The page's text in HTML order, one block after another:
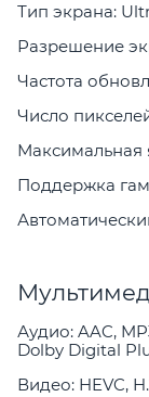
Тип экрана:
Разрешение
Частота
Число
Максимальная
Поддержка
Аудио: AAC,
Dolby Digital
Видео: HEVC,